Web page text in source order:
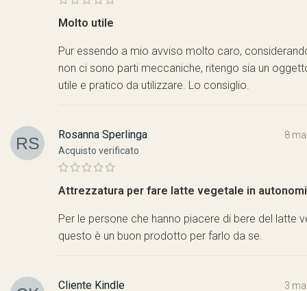
Molto utile
Pur essendo a mio avviso molto caro,
non ci sono parti meccaniche, ritengo sia un
utile e pratico da utilizzare. Lo consiglio.
Rosanna Sperlinga
Acquisto verificato
8
Attrezzatura per fare latte vegetale in
Per le persone che hanno piacere di bere del latte
questo è un buon prodotto per farlo da se.
Cliente Kindle 3